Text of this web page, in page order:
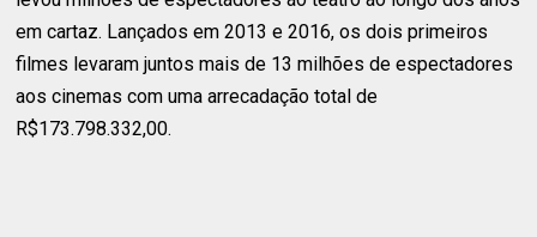
em cartaz. Lançados em 2013 e 2016, os dois primeiros
filmes levaram juntos mais de 13 milhões de espectadores
aos cinemas com uma arrecadação total de
R$173.798.332,00.